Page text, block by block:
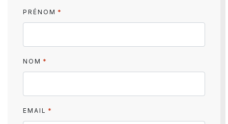
PRÉNOM *
NOM *
EMAIL *